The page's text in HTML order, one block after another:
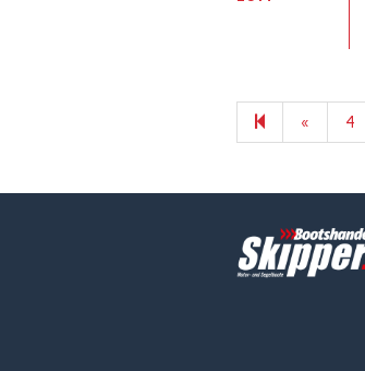
« Previous
page
4